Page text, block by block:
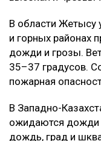
В области Жетысу
и горных районах
дожди и грозы.
35–37 градусов.
пожарная
В Западно-
ожидаются дожди
дождь, град и